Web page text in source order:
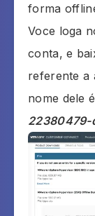
forma
Voce loga
conta, e
referente a
nome dele
22380479-